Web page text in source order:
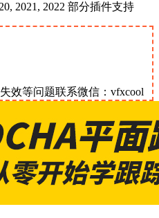
2021, 2022 部分插件支持
效等问题联系微信：vfxcool